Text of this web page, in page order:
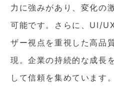
力に強みがあり、変化の
可能です。さらに、UI/
ザー視点を重視した高品
現。企業の持続的な成長
して信頼を集めています。